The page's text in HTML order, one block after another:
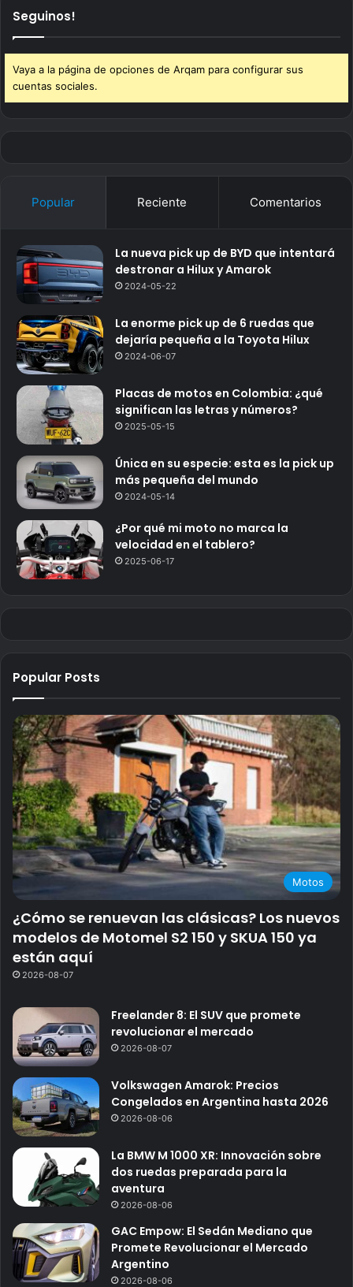
Seguinos!
Vaya a la página de opciones de Arqam para configurar sus
cuentas sociales.
Popular Reciente Comentarios
La nueva pick up de BYD que intentará
destronar a Hilux y Amarok
2024-05-22
La enorme pick up de 6 ruedas que
dejaría pequeña a la Toyota Hilux
2024-06-07
Placas de motos en Colombia: ¿qué
significan las letras y números?
2025-05-15
Única en su especie: esta es la pick up
más pequeña del mundo
2024-05-14
¿Por qué mi moto no marca la
velocidad en el tablero?
2025-06-17
Popular Posts
Motos
¿Cómo se renuevan las clásicas? Los nuevos
modelos de Motomel S2 150 y SKUA 150 ya
están aquí
2026-08-07
Freelander 8: El SUV que promete
revolucionar el mercado
2026-08-07
Volkswagen Amarok: Precios
Congelados en Argentina hasta 2026
2026-08-06
La BMW M 1000 XR: Innovación sobre
dos ruedas preparada para la
aventura
2026-08-06
GAC Empow: El Sedán Mediano que
Promete Revolucionar el Mercado
Argentino
2026-08-06